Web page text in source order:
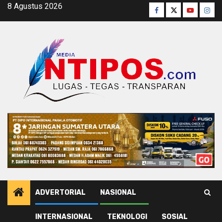
Skip8 Agustus 2026 Facebook
TwitterYoutube
ADVERTORIAL NASIONAL
INTERNASIONAL TEKNOLOGI SOSIAL
Pemerintahan